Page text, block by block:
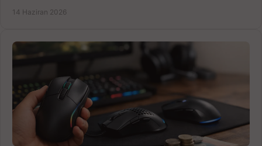
14 Haziran 2026